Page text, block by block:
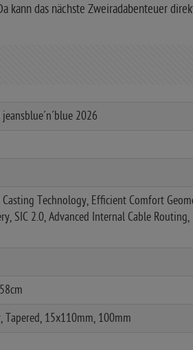
kann das nächste Zweiradabenteuer
2026
Technology, Efficient Comfort
SIC 2.0, Advanced Internal Cable Routing,
Tapered, 15x110mm, 100mm